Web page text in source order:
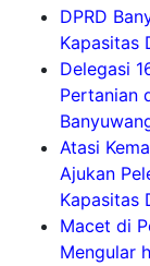
DPRD
Kapasitas
Delegasi
Pertanian
Atasi
Ajukan
Kapasitas
Macet di
Mengular